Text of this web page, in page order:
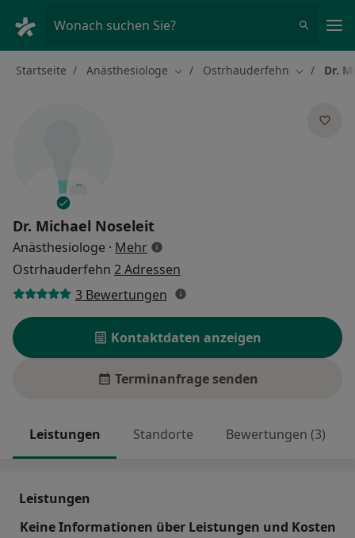
Wonach suchen Sie?
Startseite Anästhesiologe Stadt ändern
Ostrhauderfehn StadtDr.
Dr. Michael Noseleit
Anästhesiologe · Mehrüber Spezialisierungen
Ostrhauderfehn 2 Adressen
3 Bewertungen
Kontaktdaten anzeigen
Terminanfrage senden
Leistungen Standorte Bewertungen (3)
Leistungen
Keine Informationen über Leistungen und Kosten